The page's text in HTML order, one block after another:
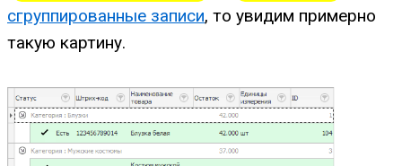
сгруппированные записи, то увидим примерно
такую картину.